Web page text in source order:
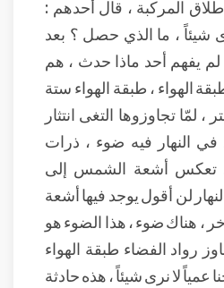
المركبة ، قال أحدهم :
شيئاً ، ما الذي حصل ؟ بعد
يفهم أحد ماذا حدث ، هم
الهواء ، طبقة الهواء ستة
لمّا تجاوزوها التغى انتثار
النهار فيه ضوء ، ذرات
تعكس أشعة الشمس إلى
لن أقول يوجد فيها أشعة
هناك ضوء ، هذا الضوء هو
رواد الفضاء طبقة الهواء
لا نرى شيئاً ، هذه حادثة